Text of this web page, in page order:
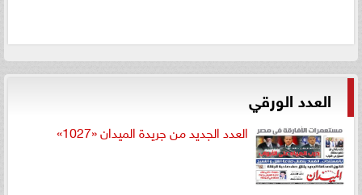
العدد الورقي
العدد الجديد من جريدة الميدان «1027»